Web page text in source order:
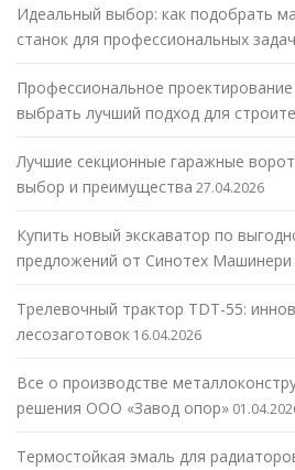
Идеальный выбор: как подобрать
станок для профессиональных задач
Профессиональное
выбрать лучший подход для
Лучшие секционные гаражные
выбор и преимущества 27.04.2026
Купить новый экскаватор по
предложений от Синотех Машинери
Трелевочный трактор TDT-55:
лесозаготовок 16.04.2026
Все о производстве
решения ООО «Завод опор»
Термостойкая эмаль для